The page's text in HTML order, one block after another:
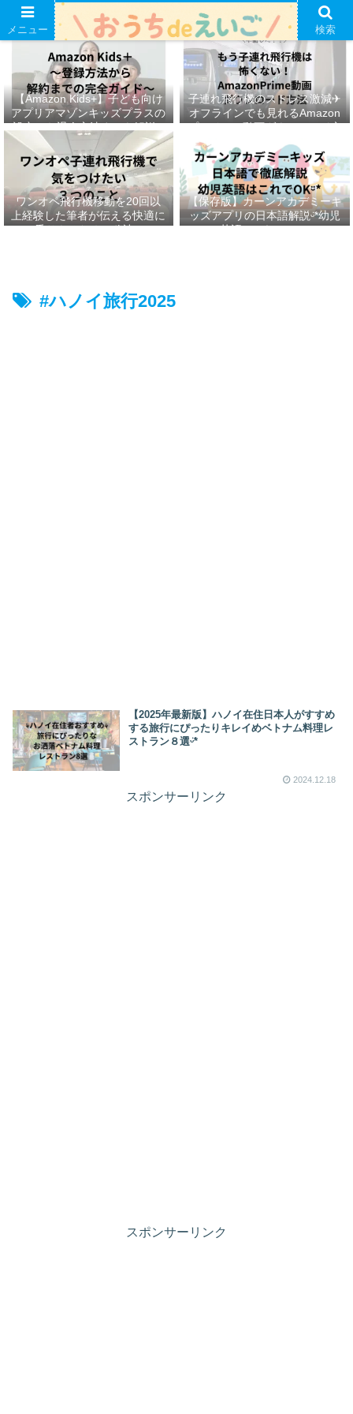
【Amazon Kids+】子ども向け
アプリアマゾンキッズプラスの
設定から退会方法までを解説ᵕ̈*
子連れ飛行機のストレス激減✈︎
オフラインでも見れるAmazon
プライムの動画ダウンロード方
ワンオペ飛行機移動を20回以
上経験した筆者が伝える快適に
乗りきるための秘訣ᵕ̈*
【保存版】カーンアカデミーキ
ッズアプリの日本語解説ᵕ̈*幼児
英語はこれでOKᵕ̈*
#ハノイ旅行2025
【2025年最新版】ハノイ在住日本人がすすめ
する旅行にぴったりキレイめベトナム料理レ
ストラン８選ᵕ̈*
2024.12.18
スポンサーリンク
スポンサーリンク
メニュー 検索